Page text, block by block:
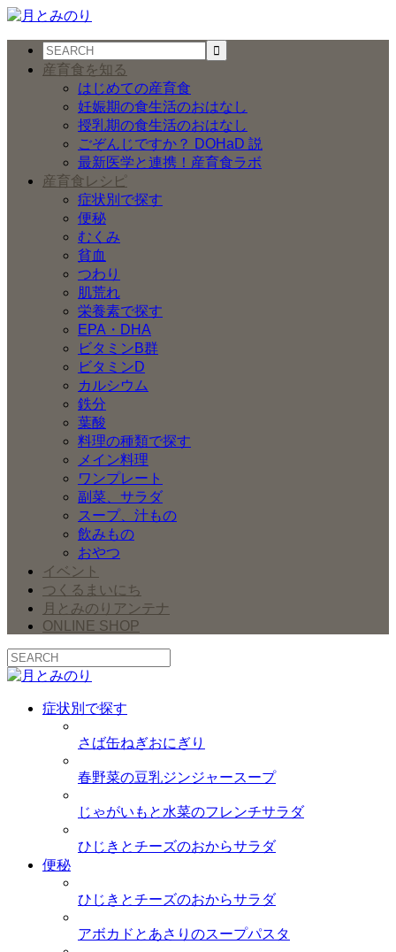
産育食を知る
はじめての産育食
妊娠期の食生活のおはなし
授乳期の食生活のおはなし
ごぞんじですか？ DOHaD 説
最新医学と連携！産育食ラボ
産育食レシピ
症状別で探す
便秘
むくみ
貧血
つわり
肌荒れ
栄養素で探す
EPA・DHA
ビタミンB群
ビタミンD
カルシウム
鉄分
葉酸
料理の種類で探す
メイン料理
ワンプレート
副菜、サラダ
スープ、汁もの
飲みもの
おやつ
イベント
つくるまいにち
月とみのりアンテナ
ONLINE SHOP
症状別で探す
さば缶ねぎおにぎり
春野菜の豆乳ジンジャースープ
じゃがいもと水菜のフレンチサラダ
ひじきとチーズのおからサラダ
便秘
ひじきとチーズのおからサラダ
アボカドとあさりのスープパスタ